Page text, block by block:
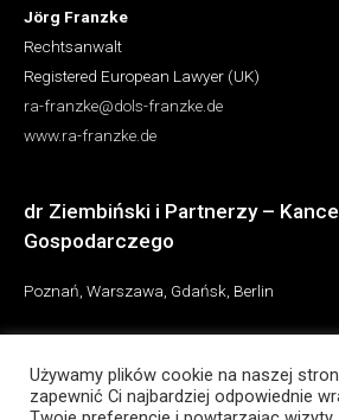
Jörg Franzke
Rechtsanwalt
Registered European Lawyer (UK)
ra-franzke@dols-franzke.de
www.ra-franzke.de
dr Ziembiński i Partnerzy –
Gospodarczego
Poznań, Warszawa, Gdańsk, Berlin
Używamy plików cookie na naszej
zapewnić Ci najbardziej odpowiednie